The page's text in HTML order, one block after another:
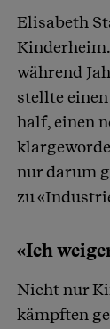
Elisabeth
während
stellte
half, einen
nur darum
zu
«Ich
Nicht nur
kämpften